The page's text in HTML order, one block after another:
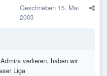
Geschrieben 15. Mai
2003
verlieren, haben wir
Liga